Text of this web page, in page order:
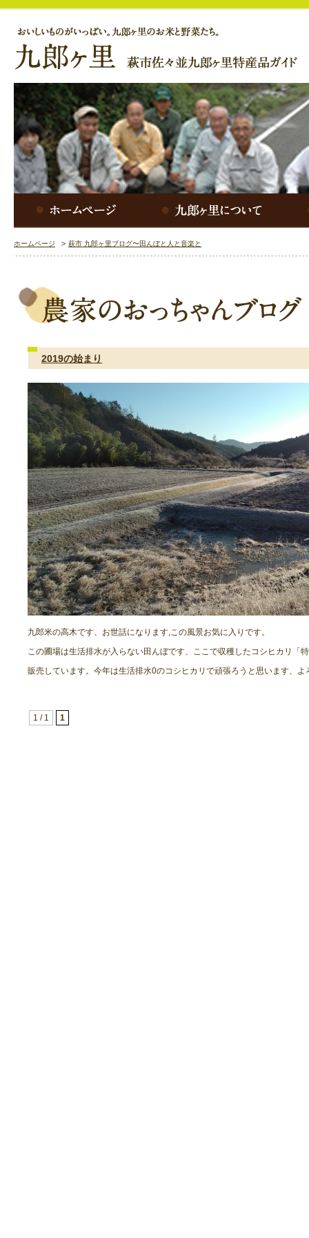
ホームページ 萩市 九郎ヶ里ブログ〜田んぼと人と音楽と
2019の始まり
九郎米の高木です、お世話になります,この風景お気に入りです。
この圃場は生活排水が入らない田んぼです、ここで収穫したコシヒカリ「
販売しています。今年は生活排水0のコシヒカリで頑張ろうと思います、よ
1 / 1 1